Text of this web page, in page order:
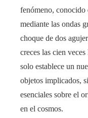
fenómeno,
mediante las ondas
choque de dos
creces las cien
solo establece un
objetos implicados,
esenciales sobre el
en el cosmos.